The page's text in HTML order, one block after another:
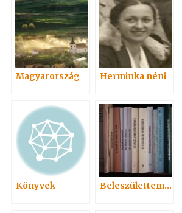
Magyarország Herminka néni
Könyvek Beleszülettem…